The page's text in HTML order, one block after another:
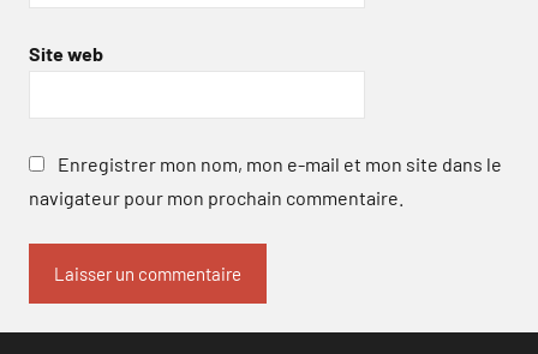
Site web
Enregistrer mon nom, mon e-mail et mon site dans le
navigateur pour mon prochain commentaire.